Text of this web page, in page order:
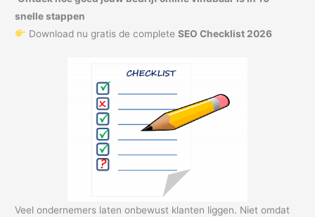
snelle stappen
Download nu gratis de complete SEO Checklist 2026
Veel ondernemers laten onbewust klanten liggen. Niet omdat